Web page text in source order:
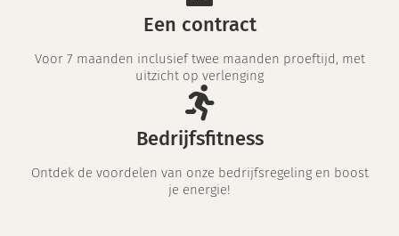
Een contract
Voor 7 maanden inclusief twee maanden proeftijd, met
uitzicht op verlenging
Bedrijfsfitness
Ontdek de voordelen van onze bedrijfsregeling en boost
je energie!